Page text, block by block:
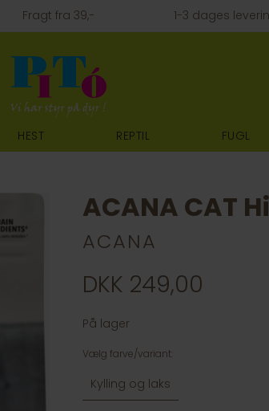
Fragt fra 39,- 1-3 dages
HEST REPTIL FUGL
ACANA CAT
ACANA
DKK 249,00
På lager
Vælg farve/variant:
Kylling og laks